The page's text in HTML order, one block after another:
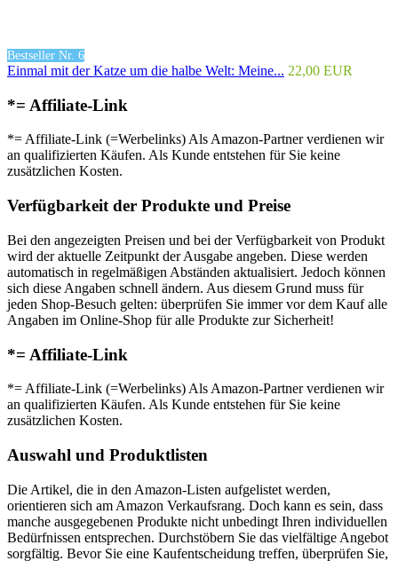
Bestseller Nr. 6
Einmal mit der Katze um die halbe Welt: Meine... 22,00 EUR
*= Affiliate-Link
*= Affiliate-Link (=Werbelinks) Als Amazon-Partner verdienen wir
an qualifizierten Käufen. Als Kunde entstehen für Sie keine
zusätzlichen Kosten.
Verfügbarkeit der Produkte und Preise
Bei den angezeigten Preisen und bei der Verfügbarkeit von Produkt
wird der aktuelle Zeitpunkt der Ausgabe angeben. Diese werden
automatisch in regelmäßigen Abständen aktualisiert. Jedoch können
sich diese Angaben schnell ändern. Aus diesem Grund muss für
jeden Shop-Besuch gelten: überprüfen Sie immer vor dem Kauf alle
Angaben im Online-Shop für alle Produkte zur Sicherheit!
*= Affiliate-Link
*= Affiliate-Link (=Werbelinks) Als Amazon-Partner verdienen wir
an qualifizierten Käufen. Als Kunde entstehen für Sie keine
zusätzlichen Kosten.
Auswahl und Produktlisten
Die Artikel, die in den Amazon-Listen aufgelistet werden,
orientieren sich am Amazon Verkaufsrang. Doch kann es sein, dass
manche ausgegebenen Produkte nicht unbedingt Ihren individuellen
Bedürfnissen entsprechen. Durchstöbern Sie das vielfältige Angebot
sorgfältig. Bevor Sie eine Kaufentscheidung treffen, überprüfen Sie,